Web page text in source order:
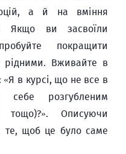
а й на вміння
Якщо ви засвоїли
покращити
рідними. Вживайте в
в курсі, що не все в
себе розгубленим
тощо)?». Описуючи
те, щоб це було саме